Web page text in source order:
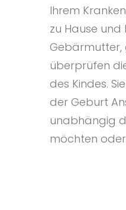
Ihrem
zu Hause
Gebärmutter,
überprüfen
des Kindes.
der Geburt
unabhängig
möchten